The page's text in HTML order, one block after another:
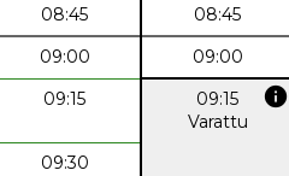
08:45 08:45
09:00 09:00
09:15 09:15 info
Varattu
09:30